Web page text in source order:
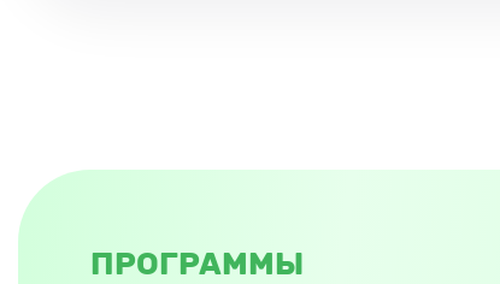
ПРОГРАММЫ